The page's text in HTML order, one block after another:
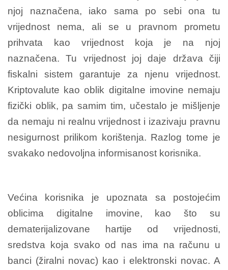
njoj naznačena, iako sama po sebi ona tu
vrijednost nema, ali se u pravnom prometu
prihvata kao vrijednost koja je na njoj
naznačena. Tu vrijednost joj daje država čiji
fiskalni sistem garantuje za njenu vrijednost.
Kriptovalute kao oblik digitalne imovine nemaju
fizički oblik, pa samim tim, učestalo je mišljenje
da nemaju ni realnu vrijednost i izazivaju pravnu
nesigurnost prilikom korištenja. Razlog tome je
svakako nedovoljna informisanost korisnika.
Većina korisnika je upoznata sa postojećim
oblicima digitalne imovine, kao što su
dematerijalizovane hartije od vrijednosti,
sredstva koja svako od nas ima na računu u
banci (žiralni novac) kao i elektronski novac. A